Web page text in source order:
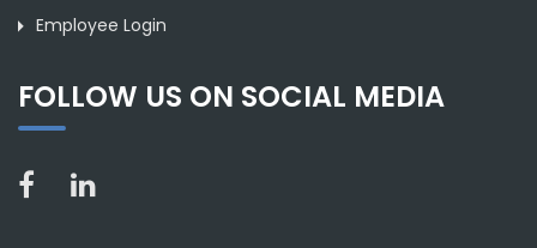
Employee Login
FOLLOW US ON SOCIAL MEDIA